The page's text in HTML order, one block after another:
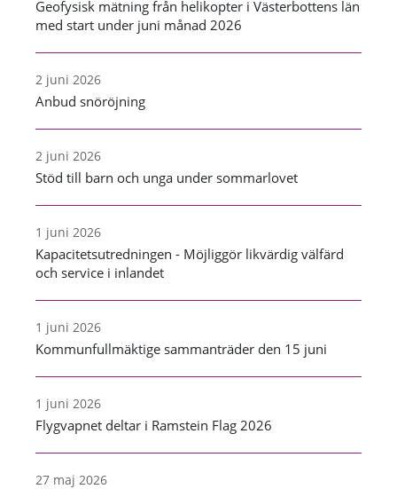
Geofysisk mätning från helikopter i Västerbottens län
med start under juni månad 2026
2 juni 2026
Anbud snöröjning
2 juni 2026
Stöd till barn och unga under sommarlovet
1 juni 2026
Kapacitetsutredningen - Möjliggör likvärdig välfärd
och service i inlandet
1 juni 2026
Kommunfullmäktige sammanträder den 15 juni
1 juni 2026
Flygvapnet deltar i Ramstein Flag 2026
27 maj 2026